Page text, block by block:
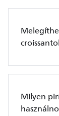
Milyen